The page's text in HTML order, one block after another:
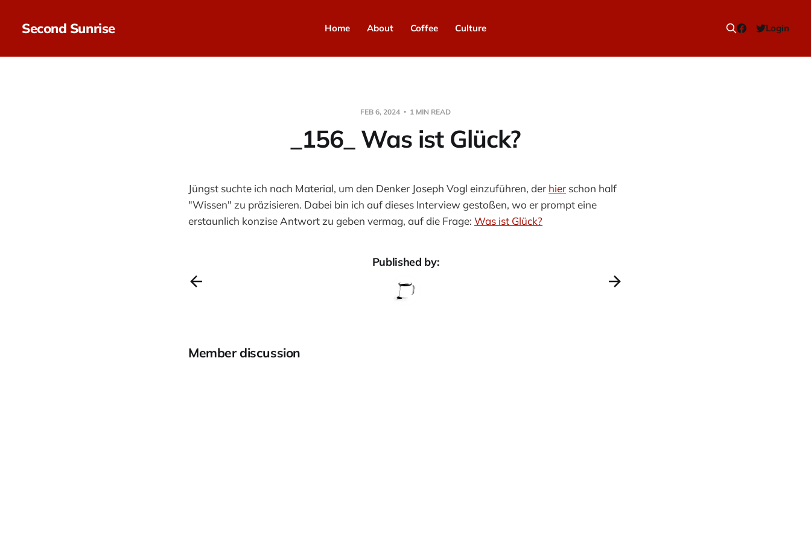
Second Sunrise Home About Coffee Culture Login
FEB 6, 2024 1 MIN READ
_156_ Was ist Glück?
Jüngst suchte ich nach Material, um den Denker Joseph Vogl einzuführen, der hier schon half
"Wissen" zu präzisieren. Dabei bin ich auf dieses Interview gestoßen, wo er prompt eine
erstaunlich konzise Antwort zu geben vermag, auf die Frage: Was ist Glück?
Published by:
Member discussion